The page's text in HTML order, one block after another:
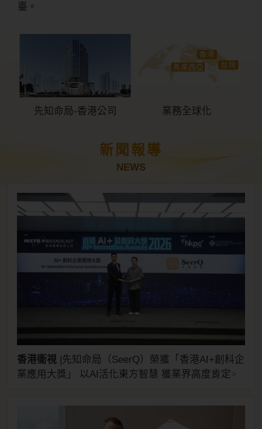
臺。
先知命局-香港公司 業務全球化
新聞報導
NEWS
香港衞視|先知命局（SeerQ）榮獲「香港AI+創科企
業應用大獎」 以AI活化東方智慧 獲業界高度肯定>